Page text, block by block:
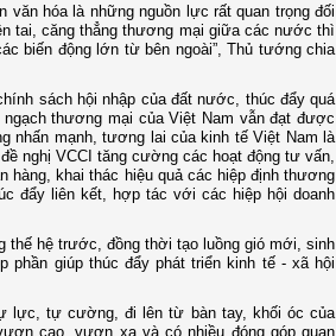
hóa là những nguồn lực rất quan trọng đối
tai, căng thẳng thương mại giữa các nước thì
biến động lớn từ bên ngoài”, Thủ tướng chia
sách hội nhập của đất nước, thúc đẩy quá
thương mại của Việt Nam vẫn đạt được
nhấn mạnh, tương lai của kinh tế Việt Nam là
nghị VCCI tăng cường các hoạt động tư vấn,
hàng, khai thác hiệu quả các hiệp định thương
đẩy liên kết, hợp tác với các hiệp hội doanh
thế hệ trước, đồng thời tạo luồng gió mới, sinh
phần giúp thúc đẩy phát triển kinh tế - xã hội
lực, tự cường, đi lên từ bàn tay, khối óc của
cao, vươn xa và có nhiều đóng góp quan